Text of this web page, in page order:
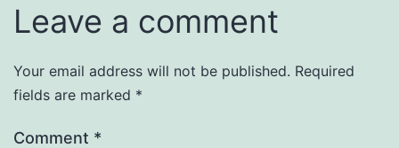
Leave a comment
Your email address will not be published. Required
fields are marked *
Comment *